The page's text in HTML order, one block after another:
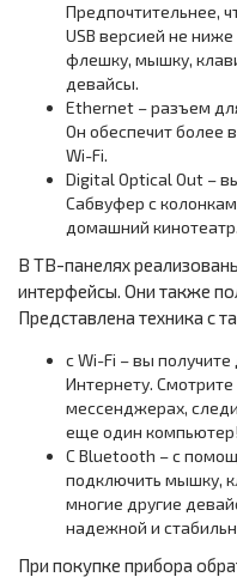
Предпочтительнее,
USB версией не
флешку, мышку,
девайсы.
Ethernet – разъем
Он обеспечит более
Wi-Fi.
Digital Optical Out –
Сабвуфер с
домашний кинотеатр.
В ТВ-панелях
интерфейсы. Они также
Представлена техника с
с Wi-Fi – вы
Интернету.
мессенджерах,
еще один компьютер!
С Bluetooth – с
подключить мышку,
многие другие
надежной и
При покупке прибора